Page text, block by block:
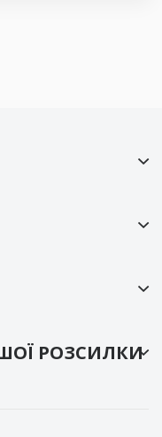
РОЗСИЛКИ